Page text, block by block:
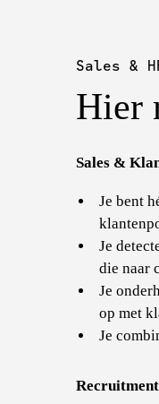
Sales &
Hier
Sales &
Je bent
Je
die naar
Je
op met
Je